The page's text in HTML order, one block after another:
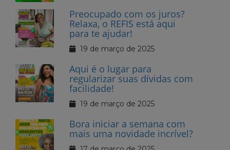
Preocupado com os juros?
Relaxa, o REFIS está aqui
para te ajudar!
19 de março de 2025
Aqui é o lugar para
regularizar suas dívidas com
facilidade!
19 de março de 2025
Bora iniciar a semana com
mais uma novidade incrível?